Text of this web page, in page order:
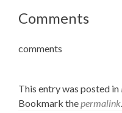
Comments
comments
This entry was posted in
Bookmark thepermalink.